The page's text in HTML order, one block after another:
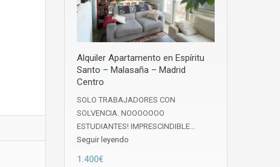
Alquiler Apartamento en Espíritu
Santo – Malasaña – Madrid
Centro
SOLO TRABAJADORES CON
SOLVENCIA. NOOOOOOO
ESTUDIANTES! IMPRESCINDIBLE…
Seguir leyendo
1.400€